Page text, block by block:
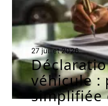
27 juillet 2026
véhicule :
simplifiée